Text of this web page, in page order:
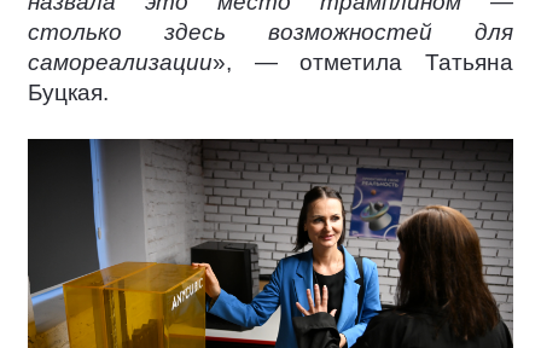
столько здесь возможностей для
самореализации», — отметила Татьяна
Буцкая.